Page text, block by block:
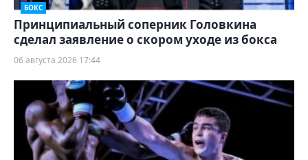
БОКС
Принципиальный соперник Головкина
сделал заявление о скором уходе из бокса
06 августа 2026 17:44